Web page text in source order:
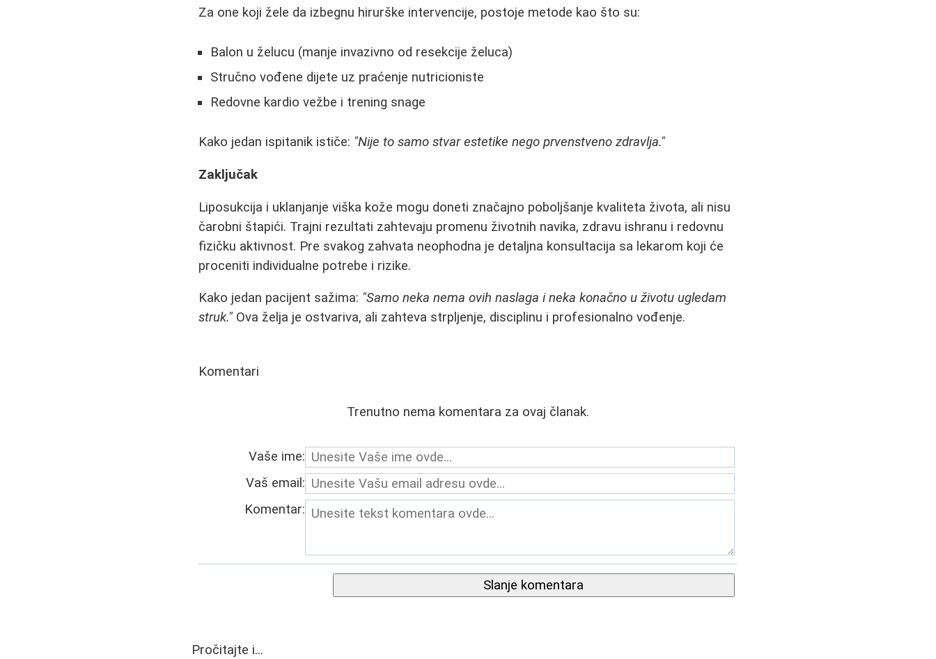
Za one koji žele da izbegnu hirurške intervencije, postoje metode kao što su:
Balon u želucu (manje invazivno od resekcije želuca)
Stručno vođene dijete uz praćenje nutricioniste
Redovne kardio vežbe i trening snage
Kako jedan ispitanik ističe: "Nije to samo stvar estetike nego prvenstveno zdravlja."
Zaključak
Liposukcija i uklanjanje viška kože mogu doneti značajno poboljšanje kvaliteta života, ali nisu
čarobni štapići. Trajni rezultati zahtevaju promenu životnih navika, zdravu ishranu i redovnu
fizičku aktivnost. Pre svakog zahvata neophodna je detaljna konsultacija sa lekarom koji će
proceniti individualne potrebe i rizike.
Kako jedan pacijent sažima: "Samo neka nema ovih naslaga i neka konačno u životu ugledam
struk." Ova želja je ostvariva, ali zahteva strpljenje, disciplinu i profesionalno vođenje.
Komentari
Trenutno nema komentara za ovaj članak.
Vaše ime:
Vaš email:
Komentar:
Slanje komentara
Pročitajte i...